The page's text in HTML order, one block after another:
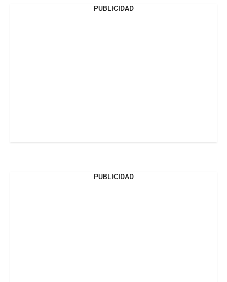
PUBLICIDAD
PUBLICIDAD